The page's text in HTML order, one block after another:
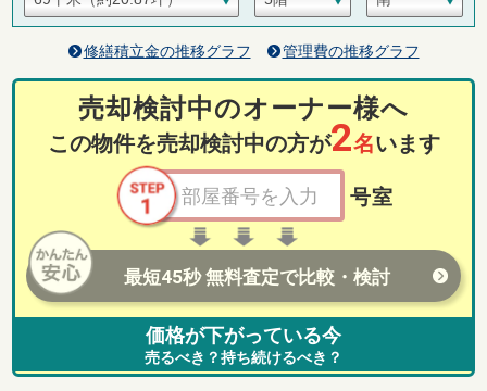
修繕積立金の推移グラフ 管理費の推移グラフ
売却検討中のオーナー様へ
この物件を売却検討中の方が2名います
号室
最短45秒 無料査定で比較・検討
価格が下がっている今
売るべき？持ち続けるべき？